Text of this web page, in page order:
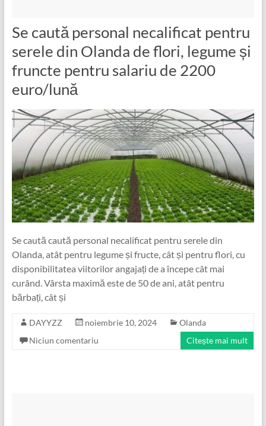
Se caută personal necalificat pentru
serele din Olanda de flori, legume și
fruncte pentru salariu de 2200
euro/lună
Se caută caută personal necalificat pentru serele din
Olanda, atât pentru legume și fructe, cât și pentru flori, cu
disponibilitatea viitorilor angajați de a începe cât mai
curând. Vârsta maximă este de 50 de ani, atât pentru
bărbați, cât și
DAYYZZ noiembrie 10, 2024
Olanda
Niciun comentariu
Citește mai mult